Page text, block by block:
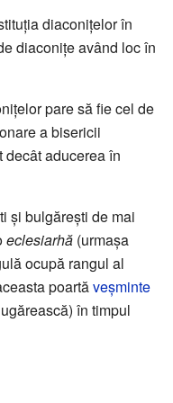
diaconițelor în
diaconițe având loc în
pare să fie cel de
a bisericii
decât aducerea în
și bulgărești de mai
eclesiarhă (urmașa
ocupă rangul al
poartăveșminte
în timpul